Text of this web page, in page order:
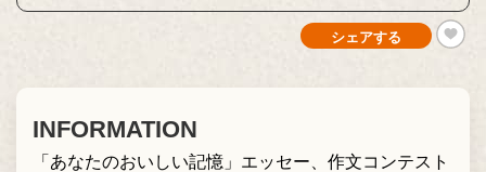
シェアする
INFORMATION
「あなたのおいしい記憶」エッセー、作文コンテスト